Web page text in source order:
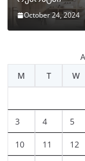
October 24, 2024
M
T W
3 4 5
10 11 12